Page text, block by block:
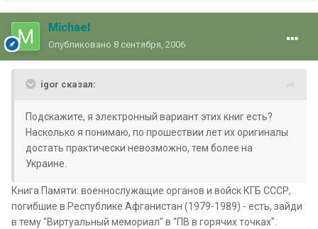
Michael
Опубликовано 8 сентября, 2006
igor сказал:
Подскажите, я электронный вариант этих книг есть?
Насколько я понимаю, по прошествии лет их оригиналы
достать практически невозможно, тем более на
Украине.
Книга Памяти: военнослужащие органов и войск КГБ СССР,
погибшие в Республике Афганистан (1979-1989) - есть, зайди
в тему "Виртуальный мемориал" в "ПВ в горячих точках".